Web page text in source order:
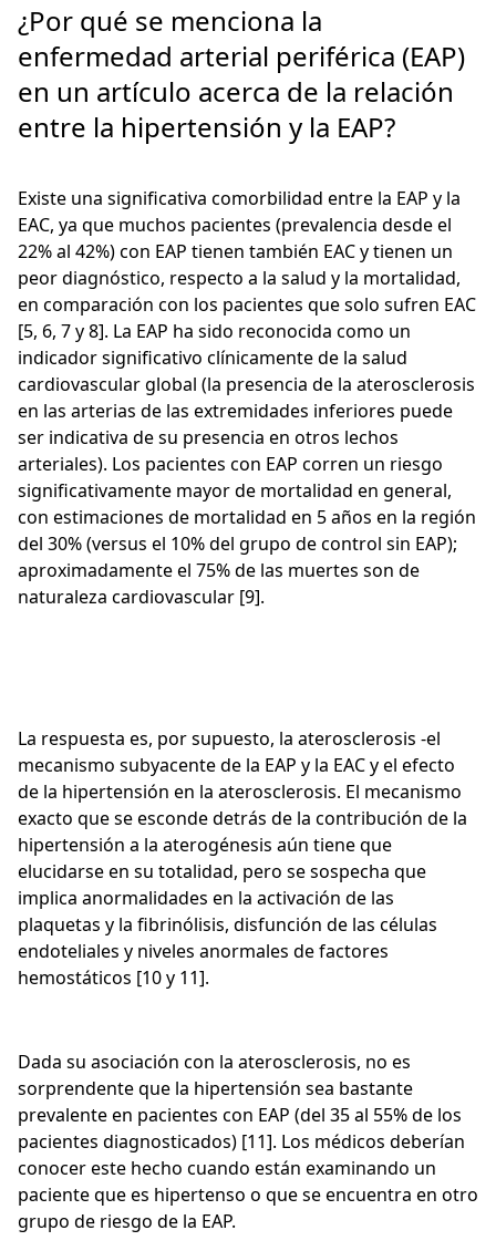
¿Por qué se menciona la
enfermedad arterial periférica (EAP)
en un artículo acerca de la relación
entre la hipertensión y la EAP?
Existe una significativa comorbilidad entre la EAP y la
EAC, ya que muchos pacientes (prevalencia desde el
22% al 42%) con EAP tienen también EAC y tienen un
peor diagnóstico, respecto a la salud y la mortalidad,
en comparación con los pacientes que solo sufren EAC
[5, 6, 7 y 8]. La EAP ha sido reconocida como un
indicador significativo clínicamente de la salud
cardiovascular global (la presencia de la aterosclerosis
en las arterias de las extremidades inferiores puede
ser indicativa de su presencia en otros lechos
arteriales). Los pacientes con EAP corren un riesgo
significativamente mayor de mortalidad en general,
con estimaciones de mortalidad en 5 años en la región
del 30% (versus el 10% del grupo de control sin EAP);
aproximadamente el 75% de las muertes son de
naturaleza cardiovascular [9].
La respuesta es, por supuesto, la aterosclerosis -el
mecanismo subyacente de la EAP y la EAC y el efecto
de la hipertensión en la aterosclerosis. El mecanismo
exacto que se esconde detrás de la contribución de la
hipertensión a la aterogénesis aún tiene que
elucidarse en su totalidad, pero se sospecha que
implica anormalidades en la activación de las
plaquetas y la fibrinólisis, disfunción de las células
endoteliales y niveles anormales de factores
hemostáticos [10 y 11].
Dada su asociación con la aterosclerosis, no es
sorprendente que la hipertensión sea bastante
prevalente en pacientes con EAP (del 35 al 55% de los
pacientes diagnosticados) [11]. Los médicos deberían
conocer este hecho cuando están examinando un
paciente que es hipertenso o que se encuentra en otro
grupo de riesgo de la EAP.